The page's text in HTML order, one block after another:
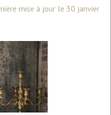
mise à jour le 30 janvier